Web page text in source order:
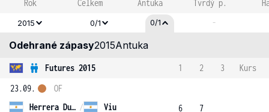
Rok Celkem Antuka Tvrdý p.
2015 0/1 0/1 -
Odehrané zápasy2015Antuka
Futures 2015 1 2 3
Kurs
23.09.
Herrera Duran /
Viu
OF
6
7